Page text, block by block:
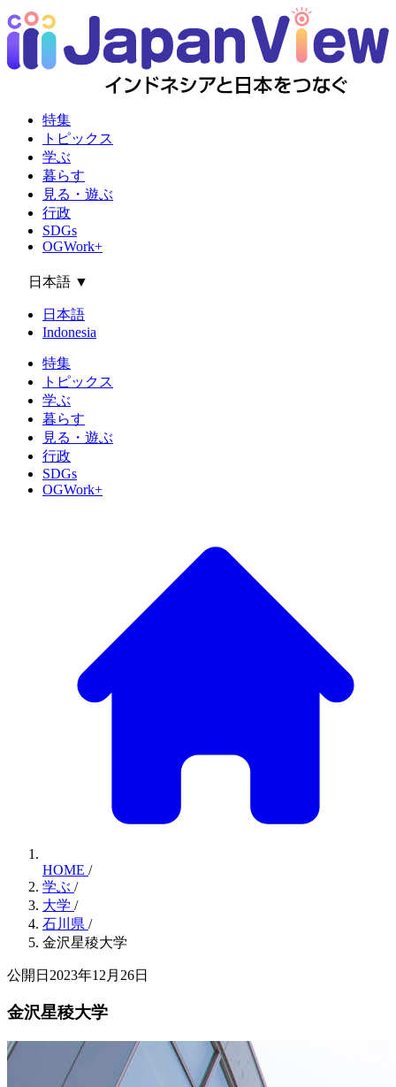
特集
トピックス
学ぶ
暮らす
見る・遊ぶ
行政
SDGs
OGWork+
日本語 ▼
日本語
Indonesia
特集
トピックス
学ぶ
暮らす
見る・遊ぶ
行政
SDGs
OGWork+
HOME /
学ぶ /
大学 /
石川県 /
金沢星稜大学
公開日2023年12月26日
金沢星稜大学